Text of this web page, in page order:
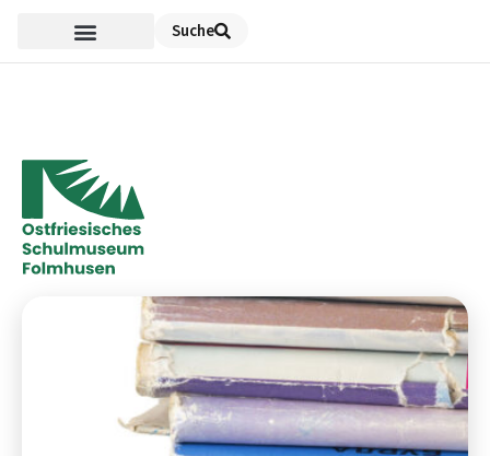
Suche